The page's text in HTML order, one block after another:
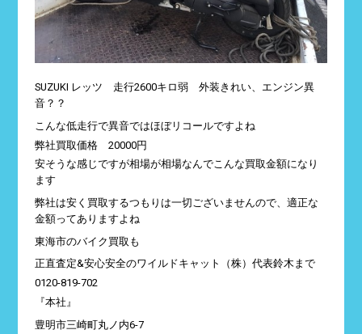
SUZUKI レッツ 走行2600キロ弱 外装きれい、エンジン異
音？？
こんな低走行で異音ではほぼリコールですよね
弊社買取価格 20000円
安そうな感じですが相場が相場なんでこんな買取金額になり
ます
弊社は安く買取するつもりは一切ございませんので、適正な
金額ってありますよね
東海市のバイク買取も
正直査定&安心安全のワイルドキャット（株）代表鈴木まで
0120-819-702
『本社』
豊明市三崎町丸ノ内6-7